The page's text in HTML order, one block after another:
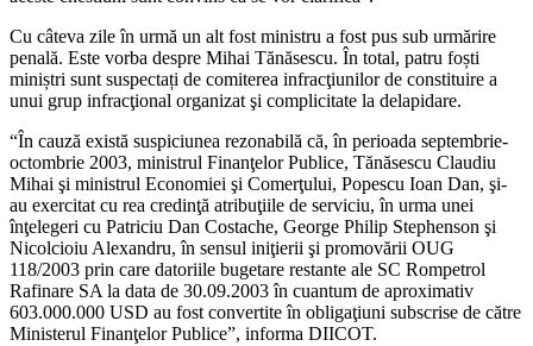
Cu câteva zile în urmă un alt fost ministru a fost pus sub urmărire
penală. Este vorba despre Mihai Tănăsescu. În total, patru foști
miniștri sunt suspectați de comiterea infracţiunilor de constituire a
unui grup infracţional organizat şi complicitate la delapidare.
“În cauză există suspiciunea rezonabilă că, în perioada septembrie-
octombrie 2003, ministrul Finanţelor Publice, Tănăsescu Claudiu
Mihai şi ministrul Economiei şi Comerţului, Popescu Ioan Dan, şi-
au exercitat cu rea credinţă atribuţiile de serviciu, în urma unei
înţelegeri cu Patriciu Dan Costache, George Philip Stephenson şi
Nicolcioiu Alexandru, în sensul iniţierii şi promovării OUG
118/2003 prin care datoriile bugetare restante ale SC Rompetrol
Rafinare SA la data de 30.09.2003 în cuantum de aproximativ
603.000.000 USD au fost convertite în obligaţiuni subscrise de către
Ministerul Finanţelor Publice”, informa DIICOT.